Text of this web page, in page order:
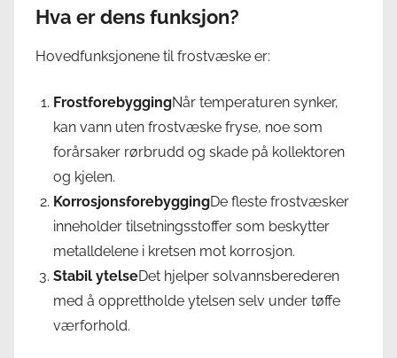
Hva er dens funksjon?
Hovedfunksjonene til frostvæske er:
FrostforebyggingNår temperaturen synker,
kan vann uten frostvæske fryse, noe som
forårsaker rørbrudd og skade på kollektoren
og kjelen.
KorrosjonsforebyggingDe fleste frostvæsker
inneholder tilsetningsstoffer som beskytter
metalldelene i kretsen mot korrosjon.
Stabil ytelseDet hjelper solvannsberederen
med å opprettholde ytelsen selv under tøffe
værforhold.